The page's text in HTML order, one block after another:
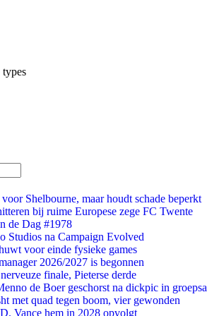
types
Shelbourne, maar houdt schade beperkt
bij ruime Europese zege FC Twente
de Dag #1978
Studios na Campaign Evolved
voor einde fysieke games
2026/2027 is begonnen
finale, Pieterse derde
de Boer geschorst na dickpic in
met quad tegen boom, vier gewonden
Vance hem in 2028 opvolgt